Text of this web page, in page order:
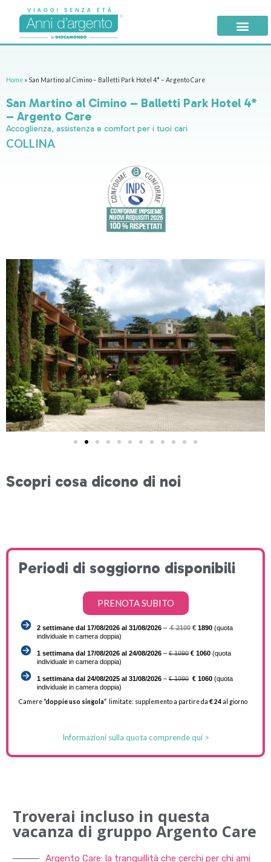
Home » San Martino al Cimino – Balletti Park Hotel 4* – Argento Care
San Martino al Cimino – Balletti Park Hotel 4*
– Argento Care
Accoglienza, assistenza e comfort per i tuoi cari
COLLINA
Scopri cosa dicono di noi
Periodi di soggiorno disponibili
PRENOTA SUBITO
2 settimane dal 17/08/2026 al 31/08/2026 – € 2100 € 1890 (quota
individuale in camera doppia)
1 settimana dal 17/08/2026 al 24/08/2026 – € 1090 € 1060 (quota
individuale in camera doppia)
1 settimana dal 24/08/2025 al 31/08/2026 – € 1090 € 1060 (quota
individuale in camera doppia)
Camere “doppie uso singola” limitate: supplemento a partire da € 24al giorno
Informazioni sulla quota comprende qui >
Troverai incluso in questa
vacanza di gruppo Argento Care
Argento Care: la tranquillità che cerchi per chi ami